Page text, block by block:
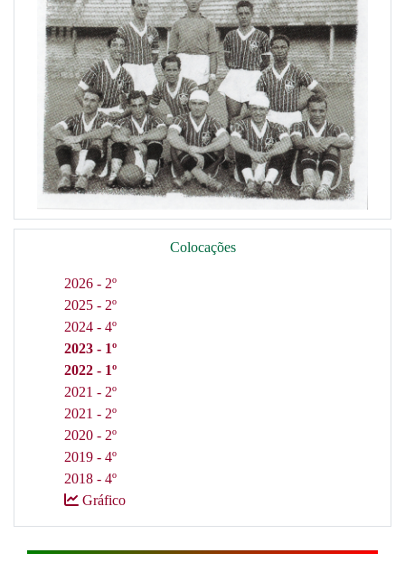
Colocações
2026 - 2º
2025 - 2º
2024 - 4º
2023 - 1º
2022 - 1º
2021 - 2º
2021 - 2º
2020 - 2º
2019 - 4º
2018 - 4º
Gráfico